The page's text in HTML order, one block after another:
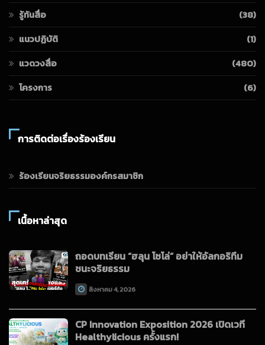
รู้ทันสื่อ
(38)
แนวปฏิบัติ
(1)
แวดวงสื่อ
(480)
โครงการ
(6)
การติดต่อเรื่องร้องเรียน
ร้องเรียนจริยธรรมองค์กรสมาชิก
เนื้อหาล่าสุด
ถอดบทเรียน “ฮลุน โซโล่” อย่าให้อัลกอริทึม
ชนะจริยธรรม
สิงหาคม 4, 2026
CP Innovation Exposition 2026 เปิดเวที
Healthylicious ครั้งแรก!